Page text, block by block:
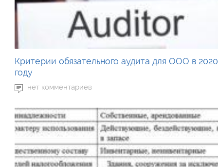
Критерии обязательного аудита для ООО в 2020
году
нет комментариев